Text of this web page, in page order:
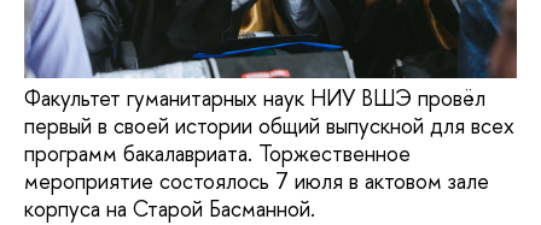
Факультет гуманитарных наук НИУ ВШЭ провёл
первый в своей истории общий выпускной для всех
программ бакалавриата. Торжественное
мероприятие состоялось 7 июля в актовом зале
корпуса на Старой Басманной.